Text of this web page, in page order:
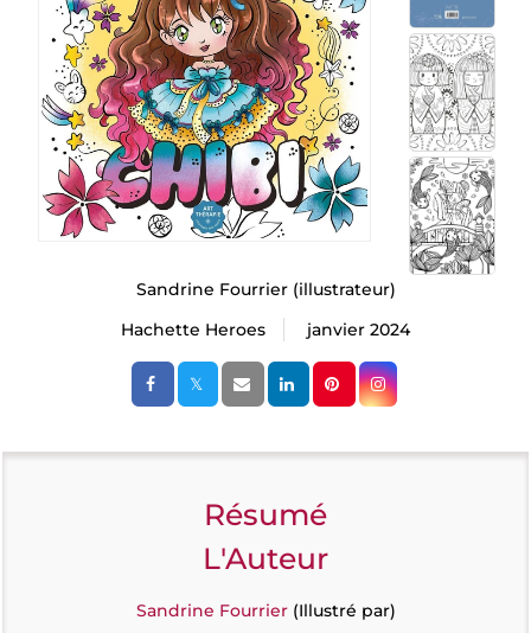
Sandrine Fourrier(illustrateur)
Hachette Heroes
janvier 2024
Résumé
L'Auteur
Sandrine Fourrier(Illustré par)